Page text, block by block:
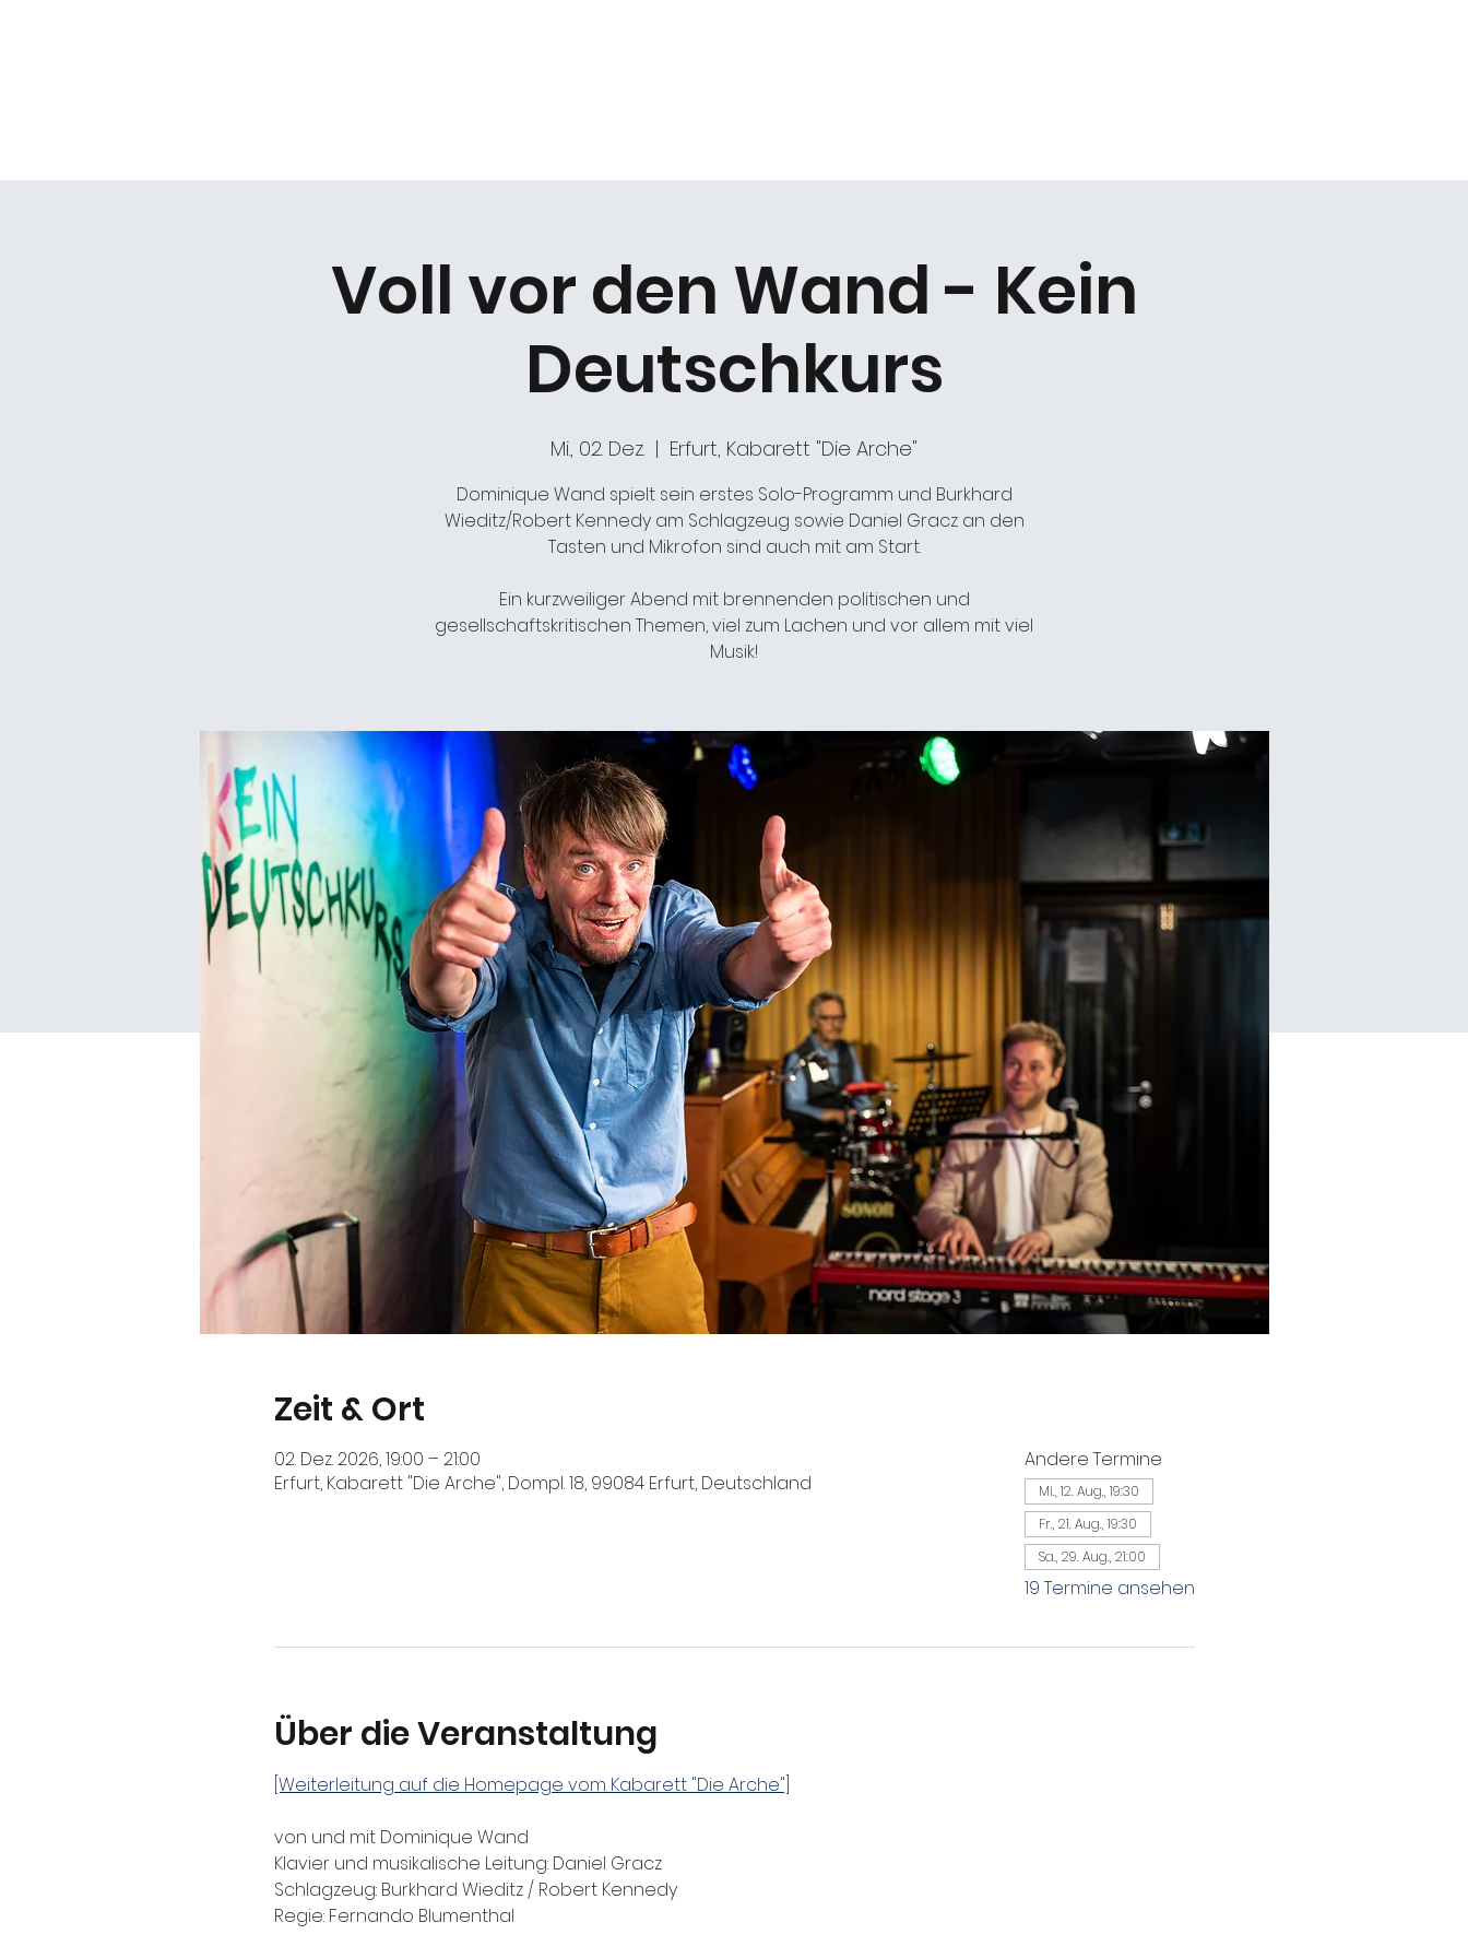
Voll vor den Wand - Kein
Deutschkurs
Mi., 02. Dez.
  |
Erfurt, Kabarett "Die Arche"
Dominique Wand spielt sein erstes Solo-Programm und Burkhard
Wieditz/Robert Kennedy am Schlagzeug sowie Daniel Gracz an den
Tasten und Mikrofon sind auch mit am Start.
Ein kurzweiliger Abend mit brennenden politischen und
gesellschaftskritischen Themen, viel zum Lachen und vor allem mit viel
Musik!
Zeit & Ort
02. Dez. 2026, 19:00 – 21:00
Erfurt, Kabarett "Die Arche", Dompl. 18, 99084 Erfurt, Deutschland
Andere Termine
Mi., 12. Aug., 19:30
Fr., 21. Aug., 19:30
Sa., 29. Aug., 21:00
19 Termine ansehen
Über die Veranstaltung
[Weiterleitung auf die Homepage vom Kabarett "Die Arche"]
von und mit Dominique Wand
Klavier und musikalische Leitung: Daniel Gracz
Schlagzeug: Burkhard Wieditz / Robert Kennedy
Regie: Fernando Blumenthal